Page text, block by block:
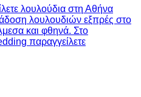
λουλούδια στη Αθήνα
λουλουδιών εξπρές στο
και φθηνά. Στο
παραγγείλετε